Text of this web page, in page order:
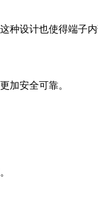
种设计也使得端子
加安全可靠。